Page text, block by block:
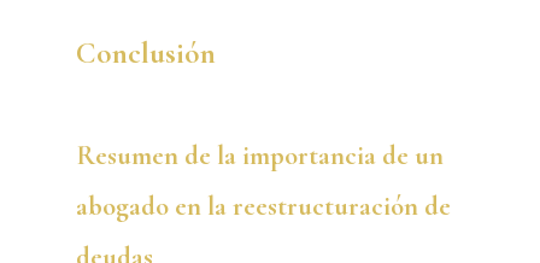
Conclusión
Resumen de la importancia de un
abogado en la reestructuración de